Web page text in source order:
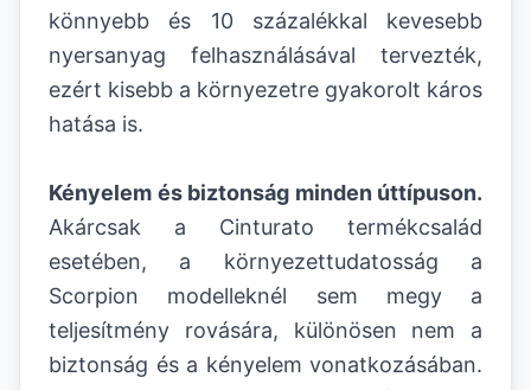
könnyebb és 10 százalékkal kevesebb
nyersanyag felhasználásával tervezték,
ezért kisebb a környezetre gyakorolt káros
hatása is.
Kényelem és biztonság minden úttípuson.
Akárcsak a Cinturato termékcsalád
esetében, a környezettudatosság a
Scorpion modelleknél sem megy a
teljesítmény rovására, különösen nem a
biztonság és a kényelem vonatkozásában.